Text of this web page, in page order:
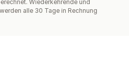
Wiederkehrende und
alle 30 Tage in Rechnung